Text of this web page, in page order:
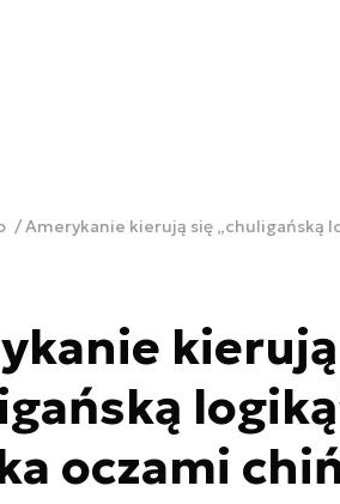
Amerykanie kierują się „chuligańską
oczami